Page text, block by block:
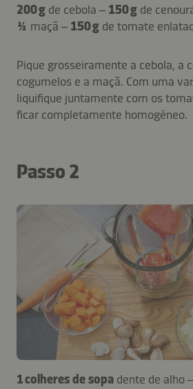
200 g de cebola – 150 g de
½ maçã – 150 g de tomate
Pique grosseiramente a cebola, a
cogumelos e a maçã. Com uma
liquifique juntamente com os
ficar completamente homogéneo.
Passo 2
1 colheres de sopa dente de alho –